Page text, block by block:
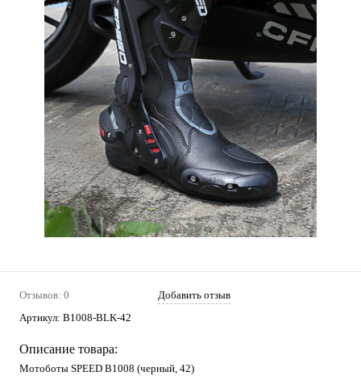
Отзывов: 0
Добавить отзыв
Артикул: B1008-BLK-42
Описание товара:
Мотоботы SPEED B1008 (черный, 42)